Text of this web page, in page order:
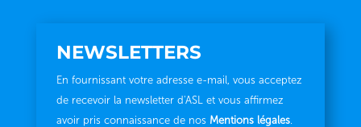
NEWSLETTERS
En fournissant votre adresse e-mail, vous acceptez
de recevoir la newsletter d'ASL et vous affirmez
avoir pris connaissance de nos Mentions légales.